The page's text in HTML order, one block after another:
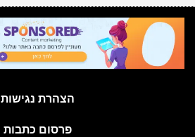
הצהרת נגישות
פרסום כתבות